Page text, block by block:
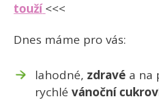
touží <<<
Dnes máme pro vás:
lahodné, zdravé a na
rychlévánoční